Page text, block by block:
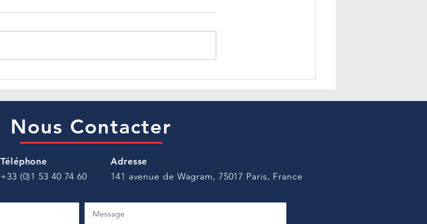
𝐩𝐫𝐞̀𝐬
avons déjà exploré son impact
Nous Contacter
Téléphone
+33 (0)1 53 40 74 60
Adresse
141 avenue de Wagram, 75017 Paris, France